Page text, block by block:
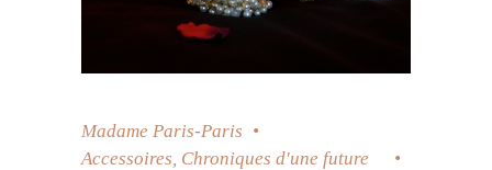
Madame Paris-Paris
Accessoires, Chroniques d'une future